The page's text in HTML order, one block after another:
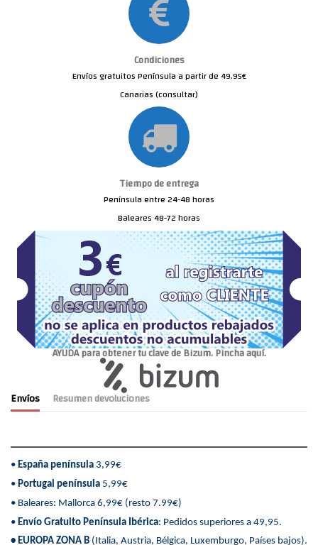
Condiciones
Envíos gratuitos Península a partir de 49.95€
Canarias (consultar)
Tiempo de entrega
Península entre 24-48 horas
Baleares 48-72 horas
AYUDA para obtener tu clave de Bizum. Pincha aquí.
Envíos Resumen devoluciones
• España península 3,99€
• Portugal península 5,99€
• Baleares: Mallorca 6,99€ (resto 7.99€)
• Envío Gratuito Península Ibérica: Pedidos superiores a 49,95.
• EUROPA ZONA B (Italia, Austria, Bélgica, Luxemburgo, Países bajos).